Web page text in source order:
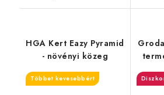
HGA Kert Eazy Pyramid
- növényi közeg
Többet kevesebbért